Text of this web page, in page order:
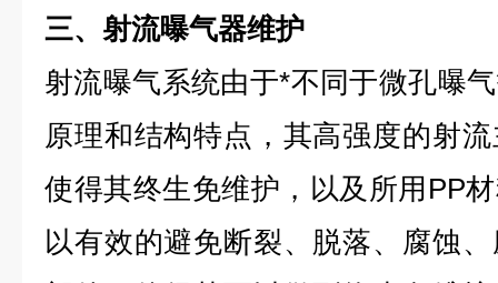
三、射流曝气器维护
射流曝气系统由于*不同于微孔曝
原理和结构特点，其高强度的射
使得其终生免维护，以及所用PP
以有效的避免断裂、脱落、腐蚀